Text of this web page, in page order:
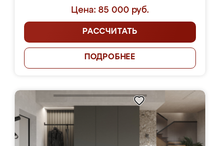
Цена: 85 000 руб.
РАССЧИТАТЬ
ПОДРОБНЕЕ